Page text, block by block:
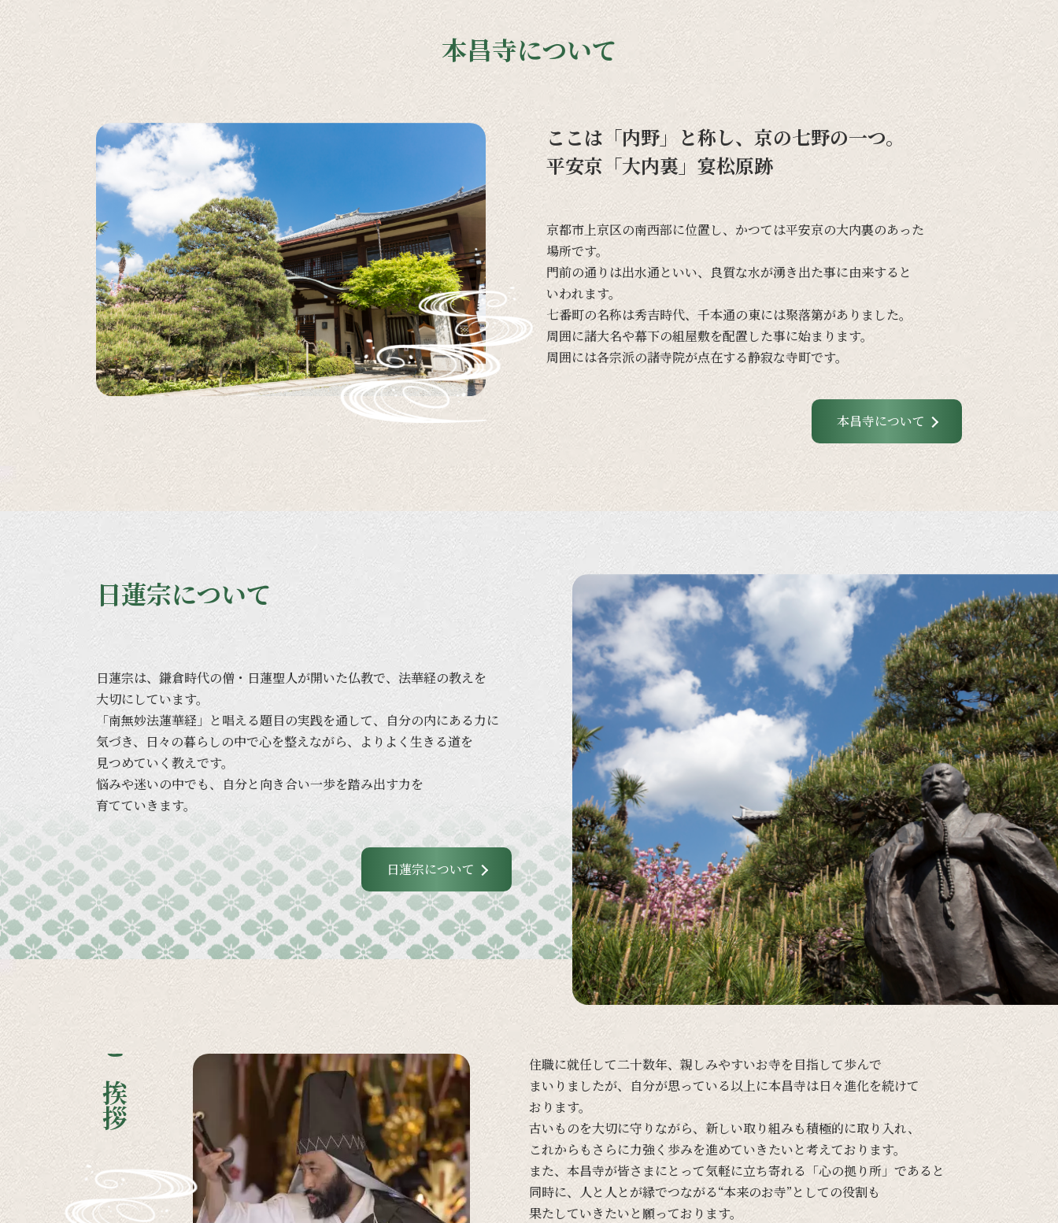
本昌寺について
ここは「内野」と称し、京の七野の一つ。
平安京「大内裏」宴松原跡
京都市上京区の南西部に位置し、 かつては平安京の大内裏のあった
場所です。
門前の通りは出水通といい、 良質な水が湧き出た事に由来すると
いわれます。
七番町の名称は秀吉時代、千本通の東には聚落第がありました。
周囲に諸大名や幕下の組屋敷を配置した事に始まります。
周囲には各宗派の諸寺院が点在する静寂な寺町です。
本昌寺について
日蓮宗について
日蓮宗は、 鎌倉時代の僧・日蓮聖人が開いた仏教で、 法華経の教えを
大切にしています。
「南無妙法蓮華経」と唱える題目の実践を通して、 自分の内にある力に
気づき、
日々の暮らしの中で心を整えながら、 より よく 生きる道を
見つめていく 教えです。
悩みや迷いの中でも、 自分と向き合い一歩を踏み出す力を
育てていきます。
日蓮宗について
ご挨拶 住職に就任して二十数年、 親しみやすいお寺を目指して歩んで
まいりましたが、自分が思っている以上に本昌寺は日々進化を続けて
おります。
古いものを大切に守りながら、 新しい取り組みも積極的に取り入れ、
これからも さらに力強く 歩みを進めていきたいと考えております。
また、 本昌寺が皆さまにとって気軽に立ち寄れる 「心の拠り所」であると
同時に、 人と 人とが縁でつながる“本来のお寺”と しての役割も
果たしていきたいと願っております。